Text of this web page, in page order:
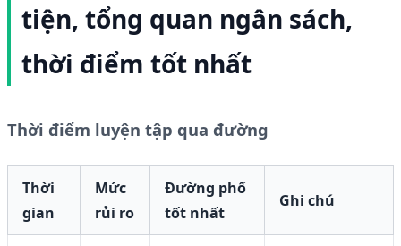
tiện, tổng quan ngân sách,
thời điểm tốt nhất
Thời điểm luyện tập qua đường
Thời
gian
Mức
rủi ro
Đường phố
tốt nhất
Ghi chú